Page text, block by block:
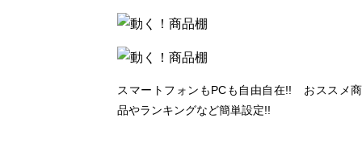
スマートフォンもPCも自由自在!! おススメ商
品やランキングなど簡単設定!!